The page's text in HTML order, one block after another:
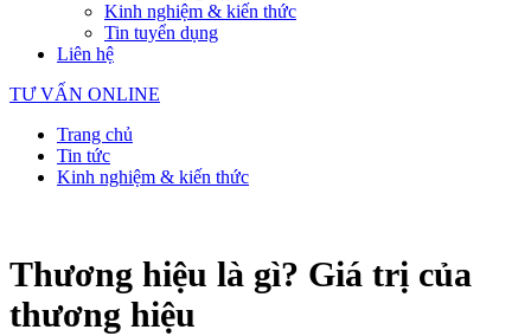
Kinh nghiệm & kiến thức
Tin tuyển dụng
Liên hệ
TƯ VẤN ONLINE
Trang chủ
Tin tức
Kinh nghiệm & kiến thức
Thương hiệu là gì? Giá trị của
thương hiệu